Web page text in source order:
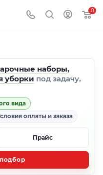
0
наборы,
уборки под задачу,
вида
оплаты и заказа
Прайс